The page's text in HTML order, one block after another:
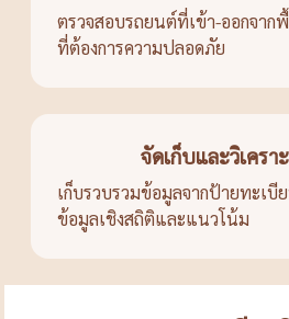
ตรวจสอบรถยนต์ที่เข้า-ออกจา
ที่ต้องการความปลอดภัย
จัดเก็บและวิเคร
เก็บรวบรวมข้อมูลจากป้ายทะเบี
ข้อมูลเชิงสถิติและแนวโน้ม